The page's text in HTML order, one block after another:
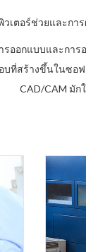
วเตอร์ช่วยและก
รออกแบบและก
ที่สร้างขึ้นในซอ
CAD/CAM มั